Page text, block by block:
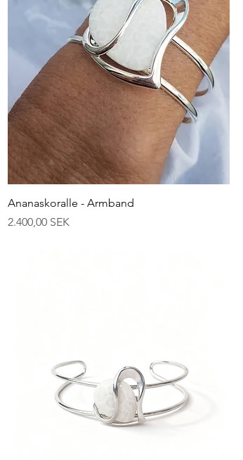
Schnellansicht
Ananaskoralle - Armband
Preis
2.400,00 SEK